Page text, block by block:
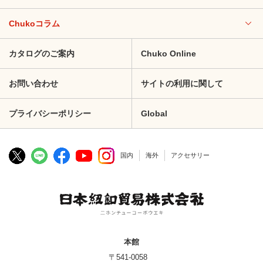
Chukoコラム
カタログのご案内 Chuko Online
お問い合わせ サイトの利用に関して
プライバシーポリシー Global
国内 海外 アクセサリー
本館
〒541-0058